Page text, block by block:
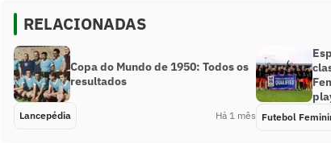
RELACIONADAS
Copa do Mundo de 1950: Todos os
resultados
Lancepédia Há 1 mês Futebol